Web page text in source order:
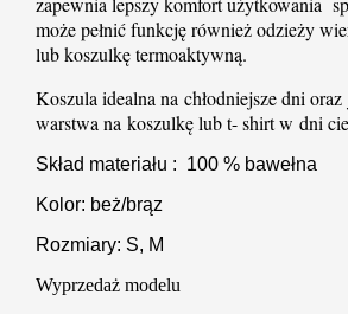
może pełnić funkcję również odzieży
lub koszulkę termoaktywną.
Koszula idealna na chłodniejsze dni
warstwa na koszulkę lub t- shirt w dni
Skład materiału : 100 % bawełna
Kolor: beż/brąz
Rozmiary: S, M
Wyprzedaż modelu